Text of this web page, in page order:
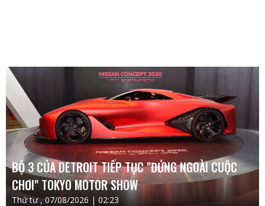
BỘ 3 CỦA DETROIT TIẾP TỤC "ĐỨNG NGOÀI CUỘC
CHƠI" TOKYO MOTOR SHOW
Thứ tư , 07/08/2026 | 02:23